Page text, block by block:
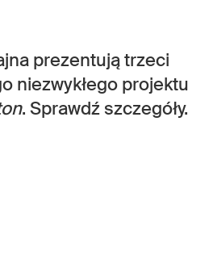
prezentują trzeci
niezwykłego projektu
. Sprawdź szczegóły.